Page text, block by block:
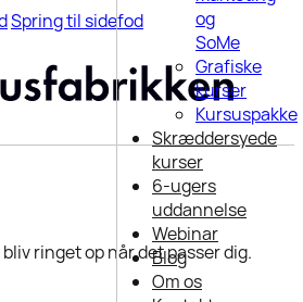
Spring til sidefod
og
SoMe
Grafiske
kurser
Kursuspakke
Skræddersyede
kurser
6-ugers
uddannelse
Webinar
Blog
Om os
ringet op når det passer dig.